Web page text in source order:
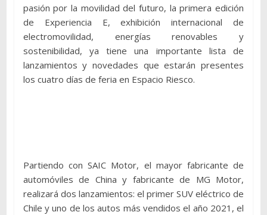
pasión por la movilidad del futuro, la primera edición
de Experiencia E, exhibición internacional de
electromovilidad, energías renovables y
sostenibilidad, ya tiene una importante lista de
lanzamientos y novedades que estarán presentes
los cuatro días de feria en Espacio Riesco.
Partiendo con SAIC Motor, el mayor fabricante de
automóviles de China y fabricante de MG Motor,
realizará dos lanzamientos: el primer SUV eléctrico de
Chile y uno de los autos más vendidos el año 2021, el